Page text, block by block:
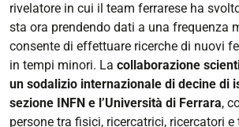
rivelatore in cui il team ferrarese ha
sta ora prendendo dati a una frequenza
consente di effettuare ricerche di nuovi
in tempi minori. La collaborazione
un sodalizio internazionale di decine di
sezione INFN e l’Università di Ferrara,
persone tra fisici, ricercatrici, ricercatori e